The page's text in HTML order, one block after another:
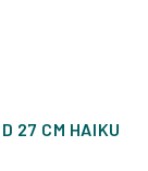
27 CM HAIKU